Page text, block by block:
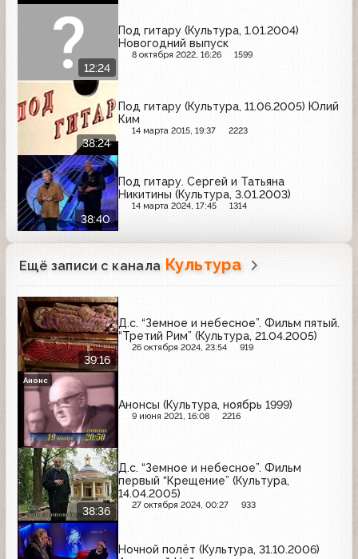
12:24
Под гитару (Культура, 1.01.2004)
Новогодний выпуск
8 октября 2022, 16:26 1599
38:24
Под гитару (Культура, 11.06.2005) Юлий
Ким
14 марта 2015, 19:37 2223
38:40
Под гитару. Сергей и Татьяна
Никитины (Культура, 3.01.2003)
14 марта 2024, 17:45 1314
Ещё записи с канала Культура
39:16
Д.с. “Земное и небесное”. Фильм пятый.
“Третий Рим” (Культура, 21.04.2005)
26 октября 2024, 23:54 919
Анонсы (Культура, ноябрь 1999)
9 июня 2021, 16:08 2216
Анонс
38:36
Д.с. “Земное и небесное”. Фильм
первый “Крещение” (Культура,
14.04.2005)
27 октября 2024, 00:27 933
Ночной полёт (Культура, 31.10.2006)